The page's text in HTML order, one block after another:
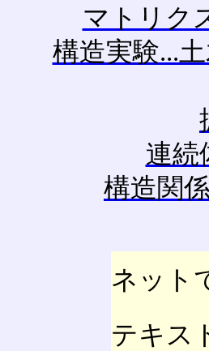
マトリク
構造実験...
連続
構造関
ネット
テキス